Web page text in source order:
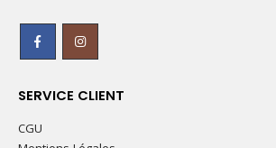
SERVICE CLIENT
CGU